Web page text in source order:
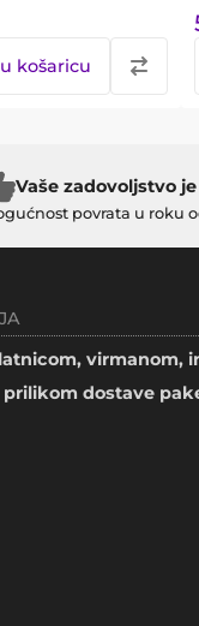
košaricu
Vaše zadovoljstvo
povrata u roku
virmanom,
prilikom dostave